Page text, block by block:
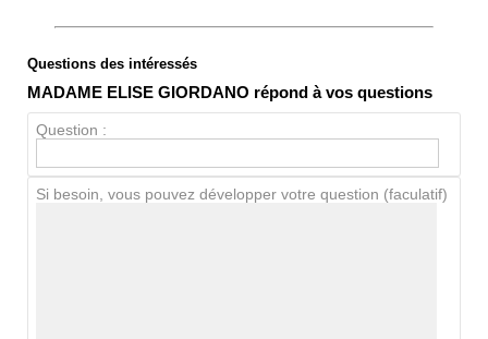
Note globale
Questions des intéressés
MADAME ELISE GIORDANO répond à vos questions
Question :
Si besoin, vous pouvez développer votre question (faculatif)